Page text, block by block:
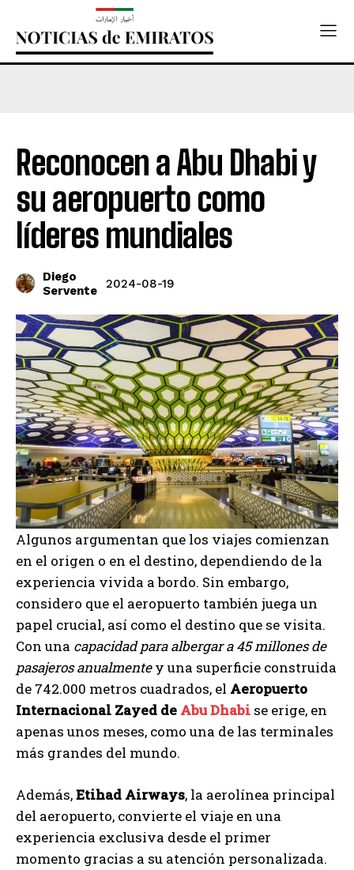
Reconocen a Abu Dhabi y
su aeropuerto como
líderes mundiales
Diego
Servente
2024-08-19
Algunos argumentan que los viajes comienzan
en el origen o en el destino, dependiendo de la
experiencia vivida a bordo. Sin embargo,
considero que el aeropuerto también juega un
papel crucial, así como el destino que se visita.
Con una capacidad para albergar a 45 millones de
pasajeros anualmentey una superficie construida
de 742.000 metros cuadrados, el Aeropuerto
Internacional Zayed de Abu Dhabi se erige, en
apenas unos meses, como una de las terminales
más grandes del mundo.
Además,Etihad Airways, la aerolínea principal
del aeropuerto, convierte el viaje en una
experiencia exclusiva desde el primer
momento gracias a su atención personalizada.